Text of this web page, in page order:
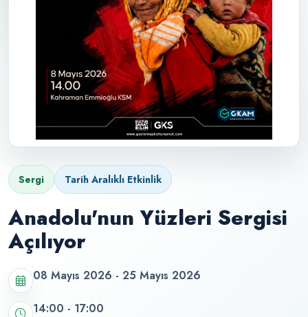
Sergi Tarih Aralıklı Etkinlik
Anadolu'nun Yüzleri Sergisi
Açılıyor
08 Mayıs 2026 - 25 Mayıs 2026
14:00 - 17:00